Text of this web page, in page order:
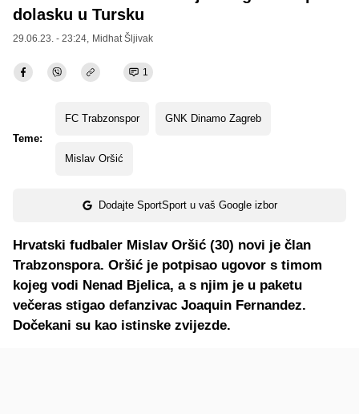
dolasku u Tursku
29.06.23. - 23:24, Midhat Šljivak
1
Teme:
FC Trabzonspor GNK Dinamo Zagreb
Mislav Oršić
Dodajte SportSport u vaš Google izbor
Hrvatski fudbaler Mislav Oršić (30) novi je član
Trabzonspora. Oršić je potpisao ugovor s timom
kojeg vodi Nenad Bjelica, a s njim je u paketu
večeras stigao defanzivac Joaquin Fernandez.
Dočekani su kao istinske zvijezde.